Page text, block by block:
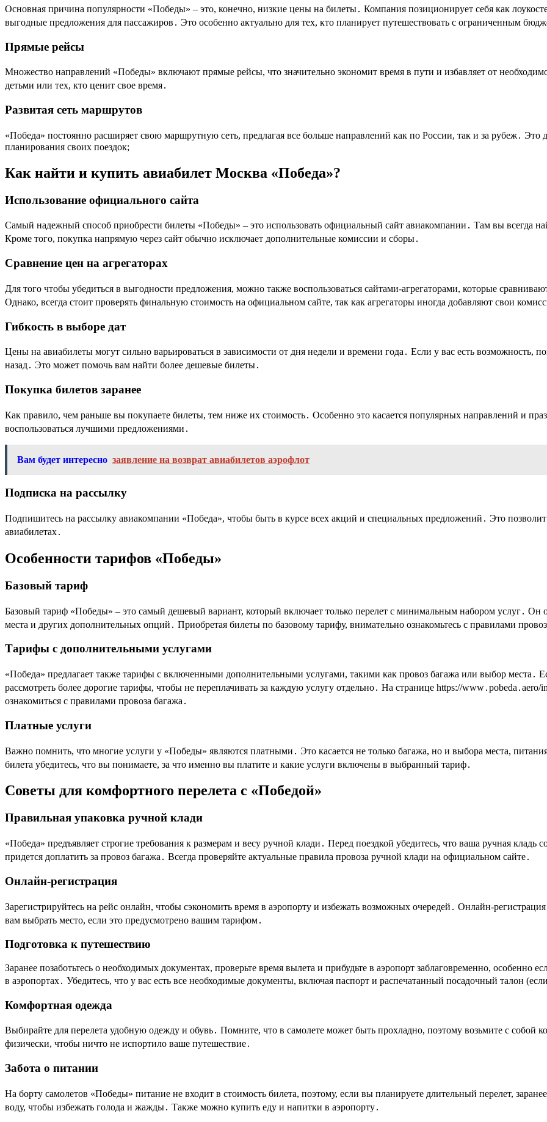
Основная причина популярности «Победы» – это, конечно, низкие цены на билеты․ Компания позиционирует себя как
выгодные предложения для пассажиров․ Это особенно актуально для тех, кто планирует путешествовать с ограниченным
Прямые рейсы
Множество направлений «Победы» включают прямые рейсы, что значительно экономит время в пути и избавляет от
детьми или тех, кто ценит свое время․
Развитая сеть маршрутов
«Победа» постоянно расширяет свою маршрутную сеть, предлагая все больше направлений как по России, так и за рубеж․
планирования своих поездок;
Как найти и купить авиабилет Москва «Победа»?
Использование официального сайта
Самый надежный способ приобрести билеты «Победы» – это использовать официальный сайт авиакомпании․ Там вы всегда
Кроме того, покупка напрямую через сайт обычно исключает дополнительные комиссии и сборы․
Сравнение цен на агрегаторах
Для того чтобы убедиться в выгодности предложения, можно также воспользоваться сайтами-агрегаторами, которые
Однако, всегда стоит проверять финальную стоимость на официальном сайте, так как агрегаторы иногда добавляют свои
Гибкость в выборе дат
Цены на авиабилеты могут сильно варьироваться в зависимости от дня недели и времени года․ Если у вас есть возможность,
назад․ Это может помочь вам найти более дешевые билеты․
Покупка билетов заранее
Как правило, чем раньше вы покупаете билеты, тем ниже их стоимость․ Особенно это касается популярных направлений и
воспользоваться лучшими предложениями․
Вам будет интересно заявление на возврат авиабилетов аэрофлот
Подписка на рассылку
Подпишитесь на рассылку авиакомпании «Победа», чтобы быть в курсе всех акций и специальных предложений․ Это
авиабилетах․
Особенности тарифов «Победы»
Базовый тариф
Базовый тариф «Победы» – это самый дешевый вариант, который включает только перелет с минимальным набором услуг․ Он
места и других дополнительных опций․ Приобретая билеты по базовому тарифу, внимательно ознакомьтесь с правилами
Тарифы с дополнительными услугами
«Победа» предлагает также тарифы с включенными дополнительными услугами, такими как провоз багажа или выбор
рассмотреть более дорогие тарифы, чтобы не переплачивать за каждую услугу отдельно․ На странице https://
ознакомиться с правилами провоза багажа․
Платные услуги
Важно помнить, что многие услуги у «Победы» являются платными․ Это касается не только багажа, но и выбора места,
билета убедитесь, что вы понимаете, за что именно вы платите и какие услуги включены в выбранный тариф․
Советы для комфортного перелета с «Победой»
Правильная упаковка ручной клади
«Победа» предъявляет строгие требования к размерам и весу ручной клади․ Перед поездкой убедитесь, что ваша ручная
придется доплатить за провоз багажа․ Всегда проверяйте актуальные правила провоза ручной клади на официальном сайте․
Онлайн-регистрация
Зарегистрируйтесь на рейс онлайн, чтобы сэкономить время в аэропорту и избежать возможных очередей․ Онлайн-
вам выбрать место, если это предусмотрено вашим тарифом․
Подготовка к путешествию
Заранее позаботьтесь о необходимых документах, проверьте время вылета и прибудьте в аэропорт заблаговременно, особенно
в аэропортах․ Убедитесь, что у вас есть все необходимые документы, включая паспорт и распечатанный посадочный талон
Комфортная одежда
Выбирайте для перелета удобную одежду и обувь․ Помните, что в самолете может быть прохладно, поэтому возьмите с собой
физически, чтобы ничто не испортило ваше путешествие․
Забота о питании
На борту самолетов «Победы» питание не входит в стоимость билета, поэтому, если вы планируете длительный перелет,
воду, чтобы избежать голода и жажды․ Также можно купить еду и напитки в аэропорту․